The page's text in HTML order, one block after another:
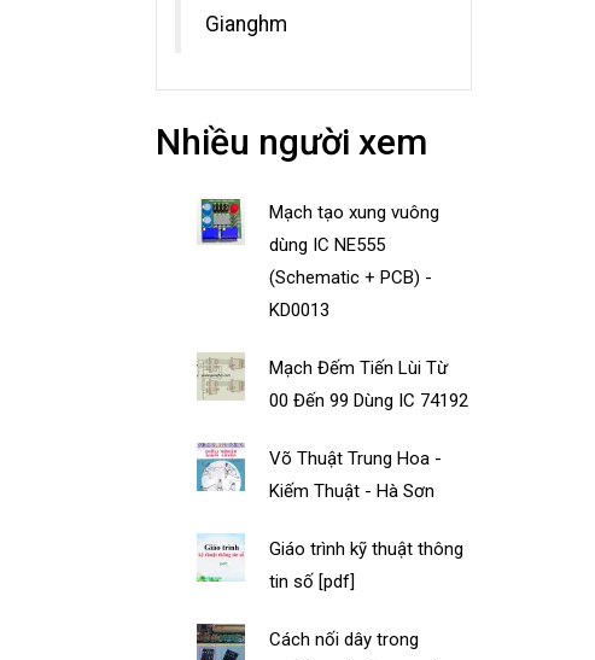
Gianghm
Nhiều người xem
Mạch tạo xung vuông
dùng IC NE555
(Schematic + PCB) -
KD0013
Mạch Đếm Tiến Lùi Từ
00 Đến 99 Dùng IC 74192
Võ Thuật Trung Hoa -
Kiếm Thuật - Hà Sơn
Giáo trình kỹ thuật thông
tin số [pdf]
Cách nối dây trong